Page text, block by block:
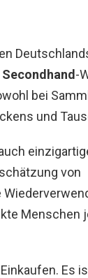
Secondhand -
bei
und
von
Menschen
Es